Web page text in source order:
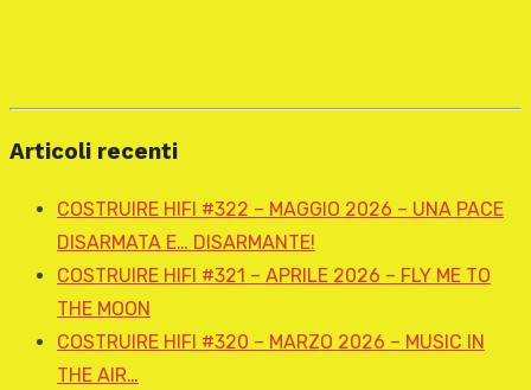
Articoli recenti
COSTRUIRE HIFI #322 – MAGGIO 2026 – UNA PACE
DISARMATA E… DISARMANTE!
COSTRUIRE HIFI #321 – APRILE 2026 – FLY ME TO
THE MOON
COSTRUIRE HIFI #320 – MARZO 2026 – MUSIC IN
THE AIR…